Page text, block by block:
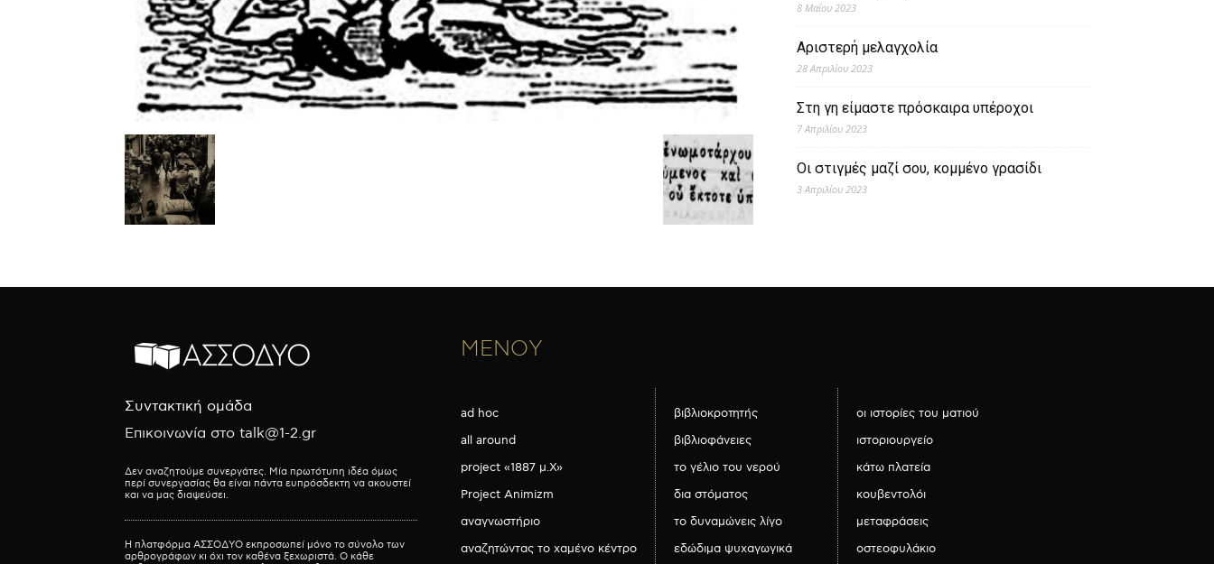
8 Μαΐου 2023
Αριστερή μελαγχολία
28 Απριλίου 2023
Στη γη είμαστε πρόσκαιρα υπέροχοι
7 Απριλίου 2023
Οι στιγμές μαζί σου, κομμένο γρασίδι
3 Απριλίου 2023
Συντακτική ομάδα
Επικοινωνία στο talk@1-2.gr
Δεν αναζητούμε συνεργάτες. Μία πρωτότυπη ιδέα όμως
περί συνεργασίας θα είναι πάντα ευπρόσδεκτη να ακουστεί
και να μας διαψεύσει.
Η πλατφόρμα ΑΣΣΟΔΥΟ εκπροσωπεί μόνο το σύνολο των
αρθρογράφων κι όχι τον καθένα ξεχωριστά. Ο κάθε
ΜΕΝΟΥ
ad hoc
all around
project «1887 μ.Χ»
Project Animizm
αναγνωστήριο
αναζητώντας το χαμένο κέντρο
βιβλιοκροτητής
βιβλιοφάνειες
το γέλιο του νερού
δια στόματος
το δυναμώνεις λίγο
εδώδιμα ψυχαγωγικά
οι ιστορίες του ματιού
ιστοριουργείο
κάτω πλατεία
κουβεντολόι
μεταφράσεις
οστεοφυλάκιο